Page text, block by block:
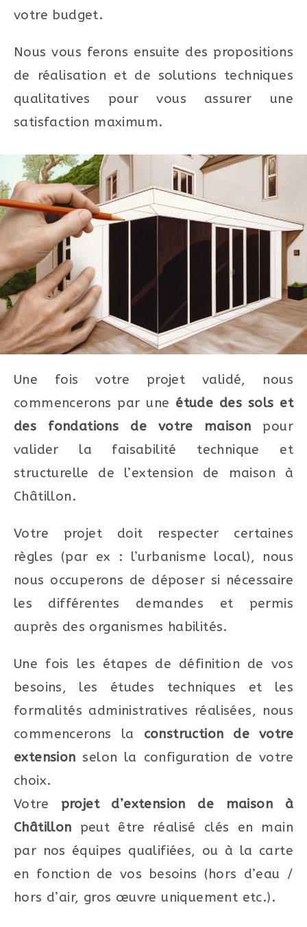
votre budget.
Nous vous ferons ensuite des propositions
de réalisation et de solutions techniques
qualitatives pour vous assurer une
satisfaction maximum.
Une fois votre projet validé, nous
commencerons par une étude des sols et
des fondations de votre maison pour
valider la faisabilité technique et
structurelle de l’extension de maison à
Châtillon.
Votre projet doit respecter certaines
règles (par ex : l’urbanisme local), nous
nous occuperons de déposer si nécessaire
les différentes demandes et permis
auprès des organismes habilités.
Une fois les étapes de définition de vos
besoins, les études techniques et les
formalités administratives réalisées, nous
commencerons la construction de votre
extension selon la configuration de votre
choix.
Votre projet d’extension de maison à
Châtillon peut être réalisé clés en main
par nos équipes qualifiées, ou à la carte
en fonction de vos besoins (hors d’eau /
hors d’air, gros œuvre uniquement etc.).